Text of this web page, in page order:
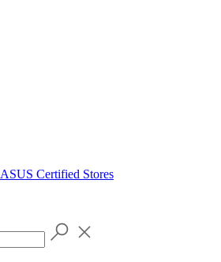
ASUS Certified Stores